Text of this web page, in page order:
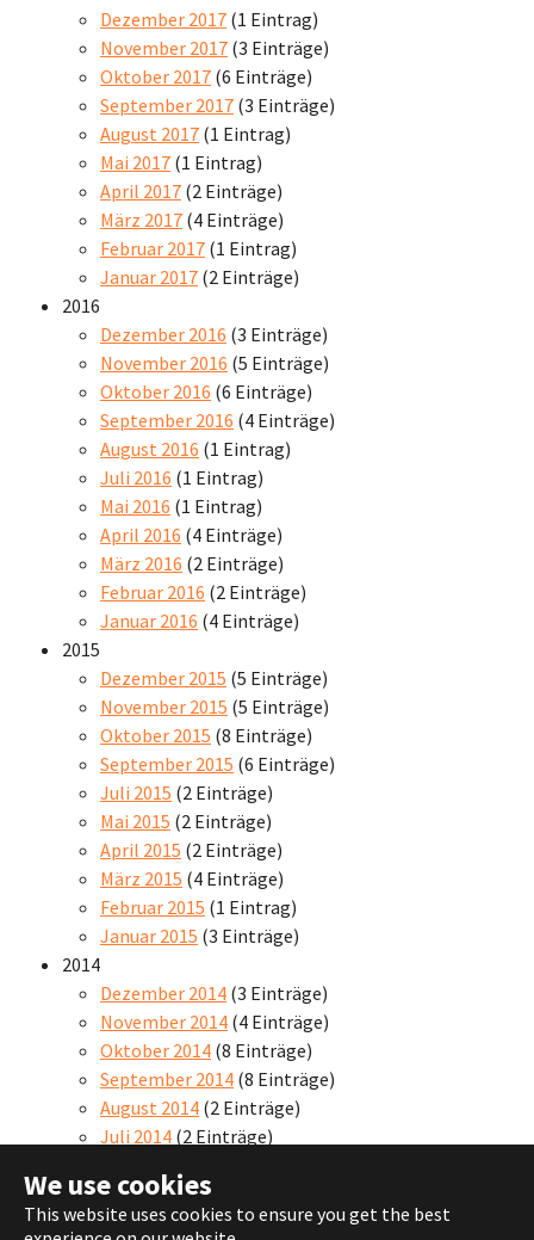
We use cookies
This website uses cookies to ensure you get the best
Dezember 2017 (1 Eintrag)
November 2017 (3 Einträge)
Oktober 2017 (6 Einträge)
September 2017 (3 Einträge)
August 2017 (1 Eintrag)
Mai 2017 (1 Eintrag)
April 2017 (2 Einträge)
März 2017 (4 Einträge)
Februar 2017 (1 Eintrag)
Januar 2017 (2 Einträge)
2016
Dezember 2016 (3 Einträge)
November 2016 (5 Einträge)
Oktober 2016 (6 Einträge)
September 2016 (4 Einträge)
August 2016 (1 Eintrag)
Juli 2016 (1 Eintrag)
Mai 2016 (1 Eintrag)
April 2016 (4 Einträge)
März 2016 (2 Einträge)
Februar 2016 (2 Einträge)
Januar 2016 (4 Einträge)
2015
Dezember 2015 (5 Einträge)
November 2015 (5 Einträge)
Oktober 2015 (8 Einträge)
September 2015 (6 Einträge)
Juli 2015 (2 Einträge)
Mai 2015 (2 Einträge)
April 2015 (2 Einträge)
März 2015 (4 Einträge)
Februar 2015 (1 Eintrag)
Januar 2015 (3 Einträge)
2014
Dezember 2014 (3 Einträge)
November 2014 (4 Einträge)
Oktober 2014 (8 Einträge)
September 2014 (8 Einträge)
August 2014 (2 Einträge)
Juli 2014 (2 Einträge)